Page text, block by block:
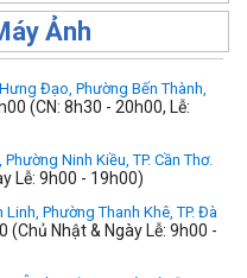
Ảnh
Đạo, Phường Bến Thành,
(CN: 8h30 - 20h00, Lễ:
Ninh Kiều, TP. Cần Thơ.
Lễ: 9h00 - 19h00)
Linh, Phường Thanh Khê, TP. Đà
(Chủ Nhật & Ngày Lễ: 9h00 -